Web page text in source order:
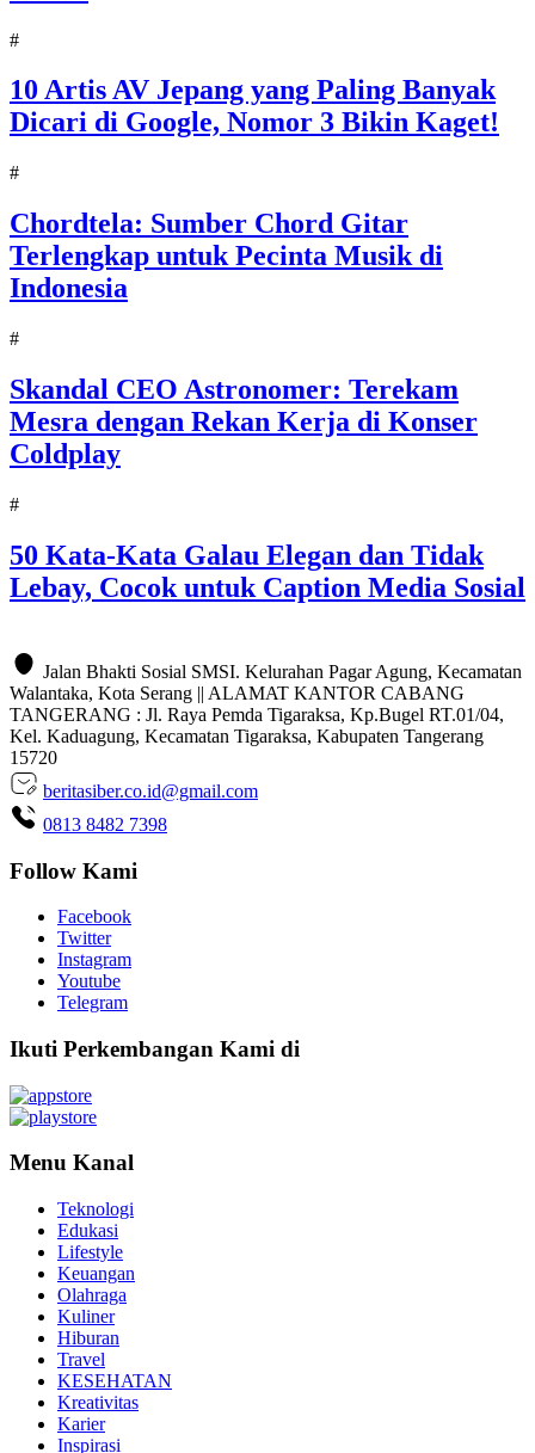
#
10 Artis AV Jepang yang Paling Banyak
Dicari di Google, Nomor 3 Bikin Kaget!
#
Chordtela: Sumber Chord Gitar
Terlengkap untuk Pecinta Musik di
Indonesia
#
Skandal CEO Astronomer: Terekam
Mesra dengan Rekan Kerja di Konser
Coldplay
#
50 Kata-Kata Galau Elegan dan Tidak
Lebay, Cocok untuk Caption Media Sosial
Jalan Bhakti Sosial SMSI. Kelurahan Pagar Agung, Kecamatan
Walantaka, Kota Serang || ALAMAT KANTOR CABANG
TANGERANG : Jl. Raya Pemda Tigaraksa, Kp.Bugel RT.01/04,
Kel. Kaduagung, Kecamatan Tigaraksa, Kabupaten Tangerang
15720
beritasiber.co.id@gmail.com
0813 8482 7398
Follow Kami
Facebook
Twitter
Instagram
Youtube
Telegram
Ikuti Perkembangan Kami di
Menu Kanal
Teknologi
Edukasi
Lifestyle
Keuangan
Olahraga
Kuliner
Hiburan
Travel
KESEHATAN
Kreativitas
Karier
Inspirasi